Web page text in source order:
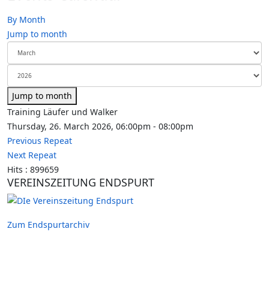
By Month
Jump to month
Jump to month
Training Läufer und Walker
Thursday, 26. March 2026, 06:00pm - 08:00pm
Previous Repeat
Next Repeat
Hits : 899659
VEREINSZEITUNG ENDSPURT
Zum Endspurtarchiv